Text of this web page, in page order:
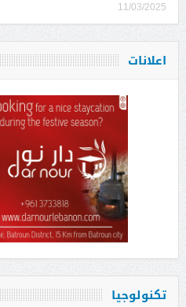
11/03/2025
اعلانات
تكنولوجيا